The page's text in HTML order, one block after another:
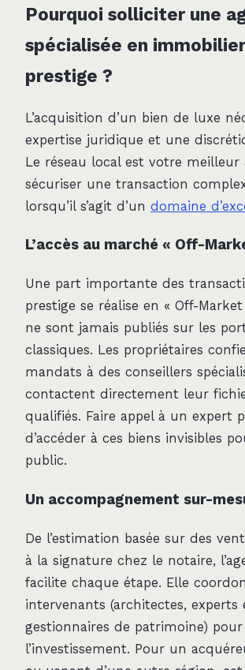
Pourquoi solliciter une
spécialisée en
prestige ?
L’acquisition d’un bien de luxe
expertise juridique et une
Le réseau local est votre meilleur
sécuriser une transaction
lorsqu’il s’agit d’un domaine
L’accès au marché « Off-
Une part importante des
prestige se réalise en « Off-Market
ne sont jamais publiés sur les
classiques. Les propriétaires
mandats à des conseillers
contactent directement leur
qualifiés. Faire appel à un expert
d’accéder à ces biens invisibles
public.
Un accompagnement sur-
De l’estimation basée sur des
à la signature chez le notaire,
facilite chaque étape. Elle
intervenants (architectes, experts
gestionnaires de patrimoine)
l’investissement. Pour un